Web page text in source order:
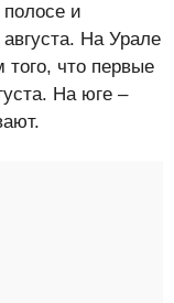
и
На Урале
что первые
На юге –